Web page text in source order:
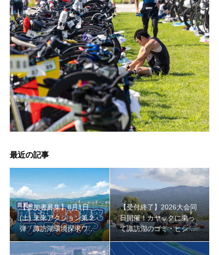
【受付終了】2026大会同日開催！小学生対象キッズ・ラ
最近の記事
【参加者募集】8月1日
(土) 未来アクション第２
弾「諏訪湖環境探求ワー
クショップ」小学４年生
から！
【受付終了】2026大会同
日開催！カヤックに乗っ
て諏訪湖のゴミ・ヒシを
回収しよう！